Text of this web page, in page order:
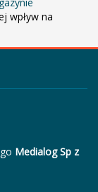
wpływ na
Medialog Sp z